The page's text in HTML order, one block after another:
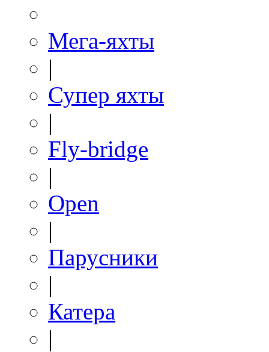
Мега-яхты
|
Супер яхты
|
Fly-bridge
|
Open
|
Парусники
|
Катера
|